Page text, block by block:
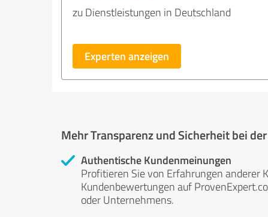
zu Dienstleistungen in Deutschland
Experten anzeigen
Mehr Transparenz und Sicherheit bei
Authentische Kundenmeinungen
Profitieren Sie von Erfahrungen anderer
Kundenbewertungen auf
oder Unternehmens.